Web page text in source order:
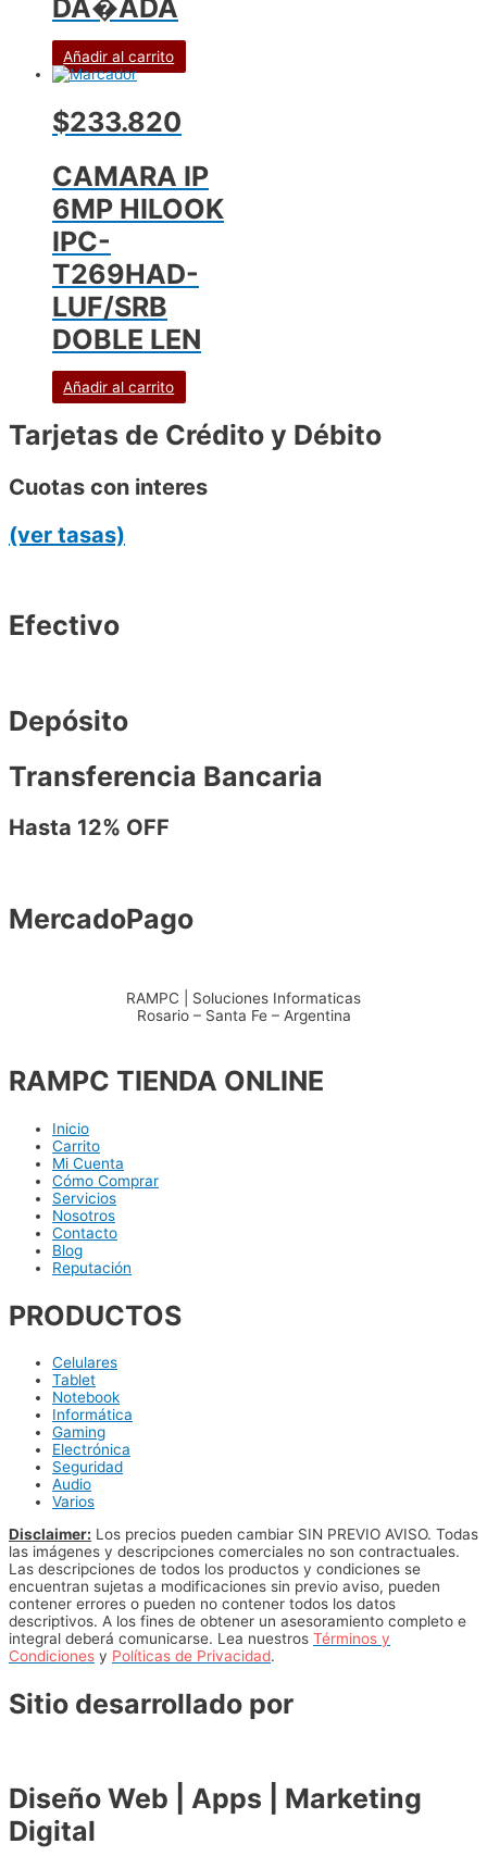
DA�ADA
Añadir al carrito
$233.820
CAMARA IP
6MP HILOOK
IPC-
T269HAD-
LUF/SRB
DOBLE LEN
Añadir al carrito
Tarjetas de Crédito y Débito
Cuotas con interes
(ver tasas)
Efectivo
Depósito
Transferencia Bancaria
Hasta 12% OFF
MercadoPago
RAMPC | Soluciones Informaticas
Rosario – Santa Fe – Argentina
RAMPC TIENDA ONLINE
Inicio
Carrito
Mi Cuenta
Cómo Comprar
Servicios
Nosotros
Contacto
Blog
Reputación
PRODUCTOS
Celulares
Tablet
Notebook
Informática
Gaming
Electrónica
Seguridad
Audio
Varios
Disclaimer: Los precios pueden cambiar SIN PREVIO AVISO. Todas
las imágenes y descripciones comerciales no son contractuales.
Las descripciones de todos los productos y condiciones se
encuentran sujetas a modificaciones sin previo aviso, pueden
contener errores o pueden no contener todos los datos
descriptivos. A los fines de obtener un asesoramiento completo e
integral deberá comunicarse. Lea nuestros Términos y
Condiciones y Políticas de Privacidad.
Sitio desarrollado por
Diseño Web | Apps | Marketing
Digital